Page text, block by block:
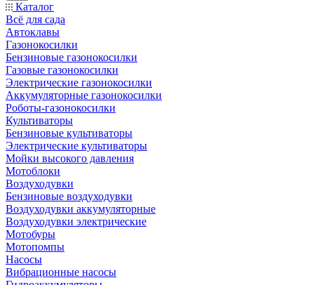
Каталог
Всё для сада
Автоклавы
Газонокосилки
Бензиновые газонокосилки
Газовые газонокосилки
Электрические газонокосилки
Аккумуляторные газонокосилки
Роботы-газонокосилки
Культиваторы
Бензиновые культиваторы
Электрические культиваторы
Мойки высокого давления
Мотоблоки
Воздуходувки
Бензиновые воздуходувки
Воздуходувки аккумуляторные
Воздуходувки электрические
Мотобуры
Мотопомпы
Насосы
Вибрационные насосы